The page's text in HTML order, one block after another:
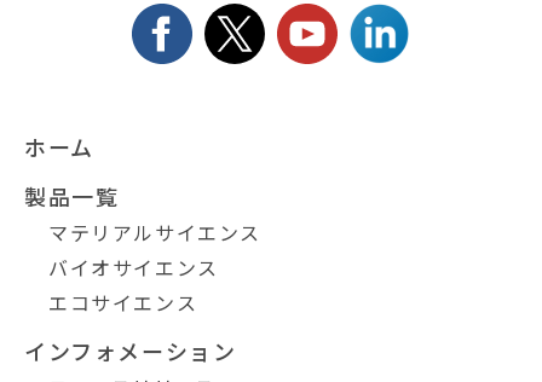
ホーム
製品一覧
マテリアルサイエンス
バイオサイエンス
エコサイエンス
インフォメーション